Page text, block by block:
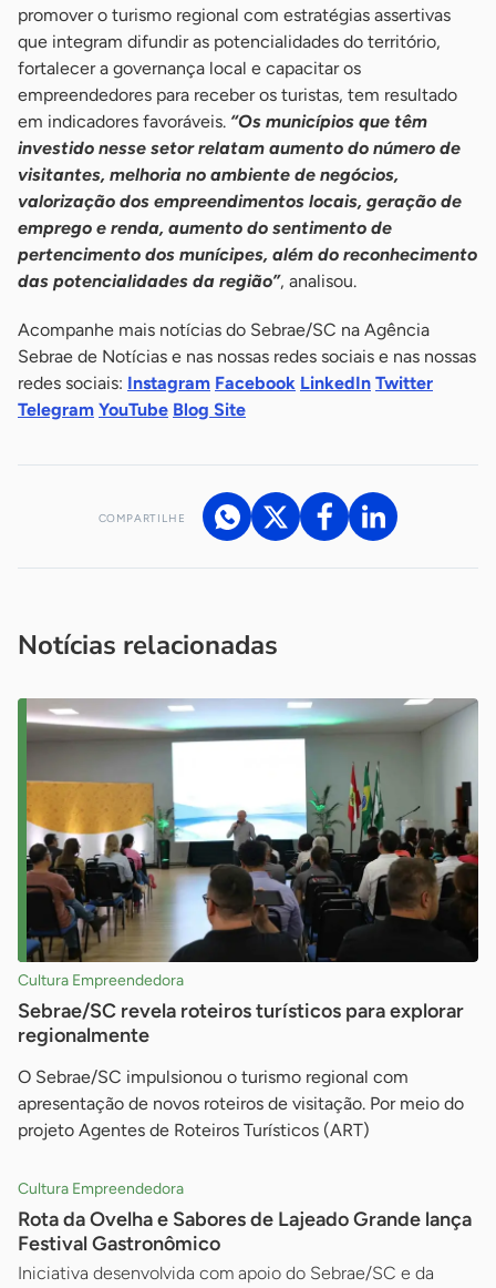
promover o turismo regional com estratégias assertivas
que integram difundir as potencialidades do território,
fortalecer a governança local e capacitar os
empreendedores para receber os turistas, tem resultado
em indicadores favoráveis. “Os municípios que têm
investido nesse setor relatam aumento do número de
visitantes, melhoria no ambiente de negócios,
valorização dos empreendimentos locais, geração de
emprego e renda, aumento do sentimento de
pertencimento dos munícipes, além do reconhecimento
das potencialidades da região”, analisou.
Acompanhe mais notícias do Sebrae/SC na Agência
Sebrae de Notícias e nas nossas redes sociais e nas nossas
redes sociais: Instagram Facebook LinkedIn Twitter
Telegram YouTube Blog Site
COMPARTILHE
Notícias relacionadas
Cultura Empreendedora
Sebrae/SC revela roteiros turísticos para explorar
regionalmente
O Sebrae/SC impulsionou o turismo regional com
apresentação de novos roteiros de visitação. Por meio do
projeto Agentes de Roteiros Turísticos (ART)
Cultura Empreendedora
Rota da Ovelha e Sabores de Lajeado Grande lança
Festival Gastronômico
Iniciativa desenvolvida com apoio do Sebrae/SC e da